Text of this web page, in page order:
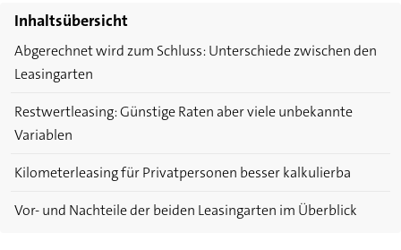
Inhaltsübersicht
Abgerechnet wird zum Schluss: Unterschiede zwischen den
Leasingarten
Restwertleasing: Günstige Raten aber viele unbekannte
Variablen
Kilometerleasing für Privatpersonen besser kalkulierba
Vor- und Nachteile der beiden Leasingarten im Überblick